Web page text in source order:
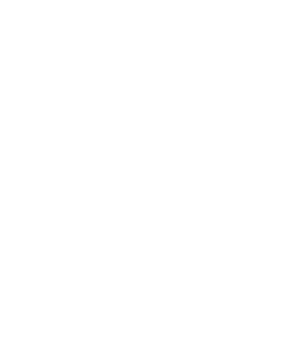
message « RECLAMATION ».
délais. Dans un délai maximum de 10 jours
de 2 mois.
envoi par courrier.